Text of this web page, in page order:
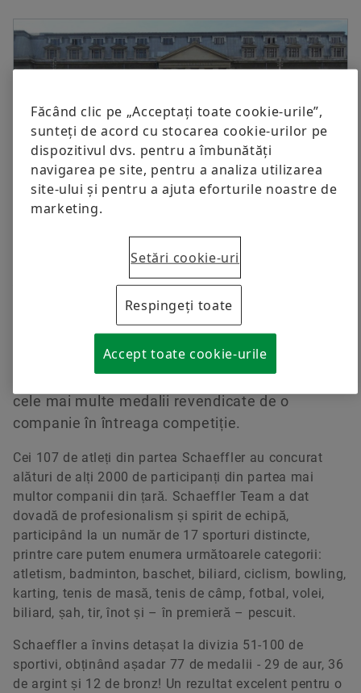
Protecția mărcii
Schaeffler Romania S.R.L.
Aleea Schaeffler nr.3
507055 Cristian/Braşov
+40 268 505000
Ana Bobancu
Comandați acum
Schaeffler Team la Bucuresti
În perioada 16-18 iunie 2017, la București, a
avut loc ediția de vară a Corporate Games, la
care, echipa Schaeffler România a câştigat
pentru a 6-a oară trofeul Corporate Games pe
divizie precum și trofeul Medalist Award pentru
cele mai multe medalii revendicate de o
companie în întreaga competiție.
Cei 107 de atleți din partea Schaeffler au concurat
alături de alți 2000 de participanți din partea mai
multor companii din țară. Schaeffler Team a dat
dovadă de profesionalism și spirit de echipă,
participând la un număr de 17 sporturi distincte,
printre care putem enumera următoarele categorii:
atletism, badminton, baschet, biliard, ciclism, bowling,
karting, tenis de masă, tenis de câmp, fotbal, volei,
biliard, șah, tir, înot și – în premieră – pescuit.
Schaeffler a învins detașat la divizia 51-100 de
sportivi, obținând așadar 77 de medalii - 29 de aur, 36
de argint și 12 de bronz! Un rezultat excelent pentru o
Făcând clic pe „Acceptați toate cookie-urile”,
sunteți de acord cu stocarea cookie-urilor pe
dispozitivul dvs. pentru a îmbunătăți
navigarea pe site, pentru a analiza utilizarea
site-ului și pentru a ajuta eforturile noastre de
marketing.
Setări cookie-uri
Respingeți toate
Accept toate cookie-urile